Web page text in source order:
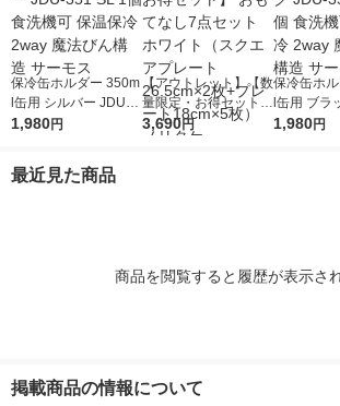
保冷缶ホルダー 350m
l缶用 シルバー JDU-3
51 SL 1個 食洗機可 保
1,980円
【アウトレット】【数
量限定・お得セット】
おもてなし7点セット
3,690円
保冷缶ホ
l缶用 ブラ
51 BK 1個
1,980円
最近見た商品
商品を閲覧すると履歴が表示さ
掲載商品の情報について